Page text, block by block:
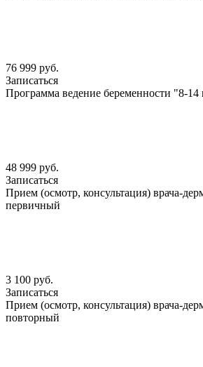
76 999 руб.
Записаться
Программа ведение беременности "8-14
48 999 руб.
Записаться
Прием (осмотр, консультация) врача-
первичный
3 100 руб.
Записаться
Прием (осмотр, консультация) врача-
повторный